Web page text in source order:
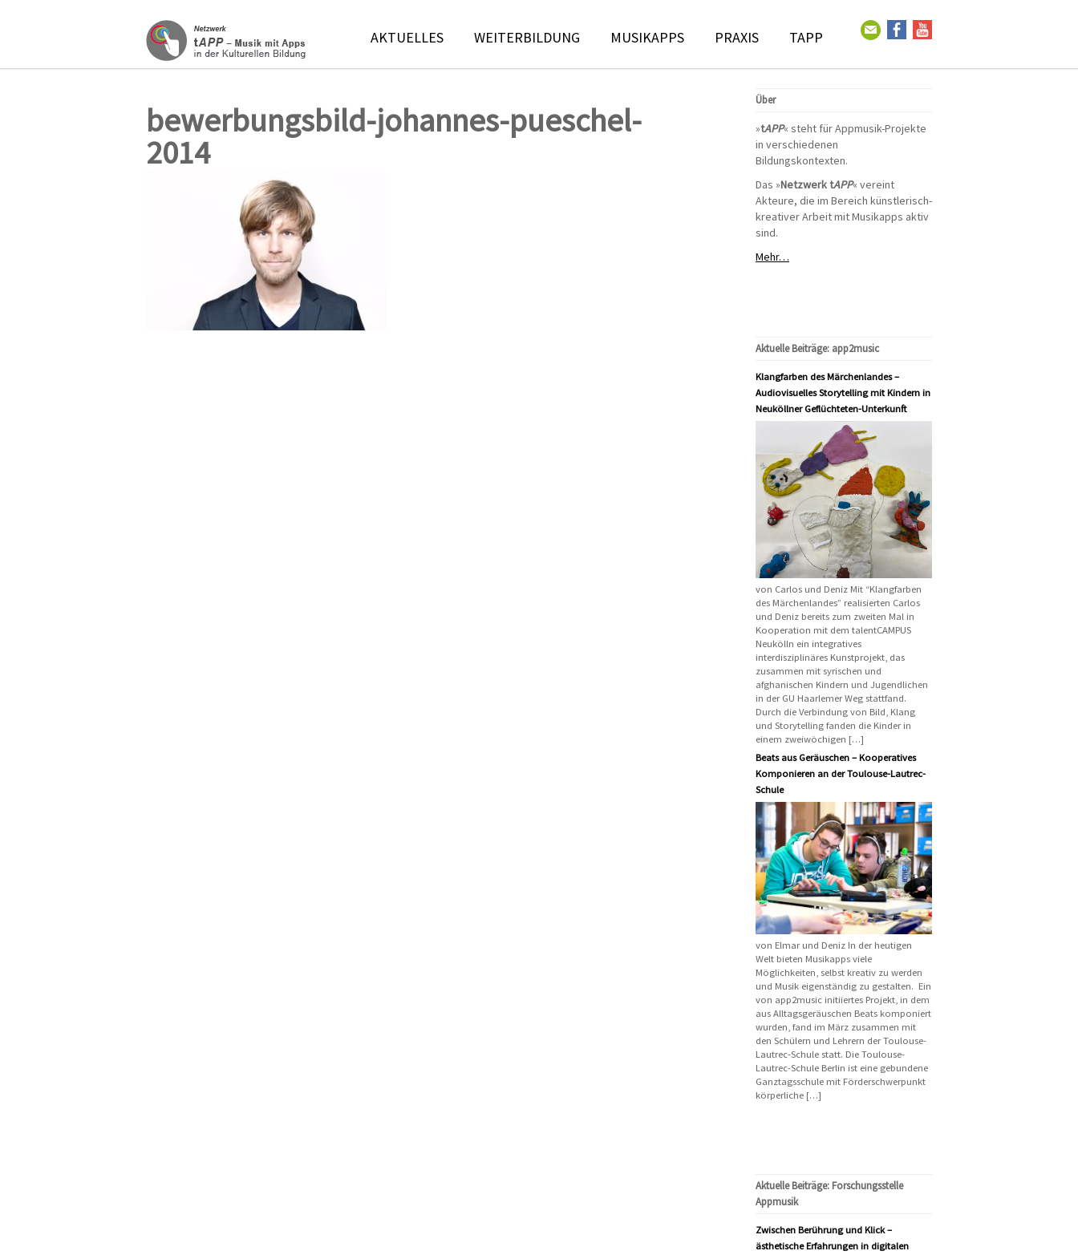
AKTUELLES WEITERBILDUNG MUSIKAPPS PRAXIS TAPP
bewerbungsbild-johannes-pueschel-
2014
Über
»tAPP« steht für Appmusik-Projekte
in verschiedenen
Bildungskontexten.
Das »Netzwerk tAPP« vereint
Akteure, die im Bereich künstlerisch-
kreativer Arbeit mit Musikapps aktiv
sind.
Mehr…
Aktuelle Beiträge: app2music
Klangfarben des Märchenlandes –
Audiovisuelles Storytelling mit Kindern in
Neuköllner Geflüchteten-Unterkunft
von Carlos und Deniz Mit “Klangfarben
des Märchenlandes” realisierten Carlos
und Deniz bereits zum zweiten Mal in
Kooperation mit dem talentCAMPUS
Neukölln ein integratives
interdisziplinäres Kunstprojekt, das
zusammen mit syrischen und
afghanischen Kindern und Jugendlichen
in der GU Haarlemer Weg stattfand.
Durch die Verbindung von Bild, Klang
und Storytelling fanden die Kinder in
einem zweiwöchigen […]
Beats aus Geräuschen – Kooperatives
Komponieren an der Toulouse-Lautrec-
Schule
von Elmar und Deniz In der heutigen
Welt bieten Musikapps viele
Möglichkeiten, selbst kreativ zu werden
und Musik eigenständig zu gestalten. Ein
von app2music initiiertes Projekt, in dem
aus Alltagsgeräuschen Beats komponiert
wurden, fand im März zusammen mit
den Schülern und Lehrern der Toulouse-
Lautrec-Schule statt. Die Toulouse-
Lautrec-Schule Berlin ist eine gebundene
Ganztagsschule mit Förderschwerpunkt
körperliche […]
Aktuelle Beiträge: Forschungsstelle
Appmusik
Zwischen Berührung und Klick –
ästhetische Erfahrungen in digitalen